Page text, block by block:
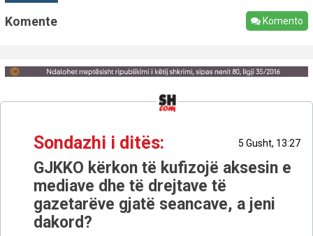
Komente Komento
Sondazhi i ditës: 5 Gusht, 13:27
GJKKO kërkon të kufizojë aksesin e
mediave dhe të drejtave të
gazetarëve gjatë seancave, a jeni
dakord?